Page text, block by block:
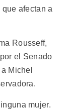
afectan a
Rousseff,
el Senado
Michel
mujer.